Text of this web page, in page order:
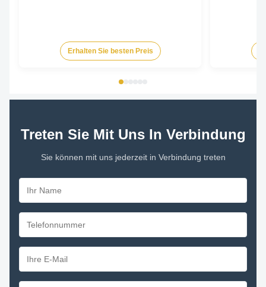
Erhalten Sie besten Preis
Treten Sie Mit Uns In Verbindung
Sie können mit uns jederzeit in Verbindung treten